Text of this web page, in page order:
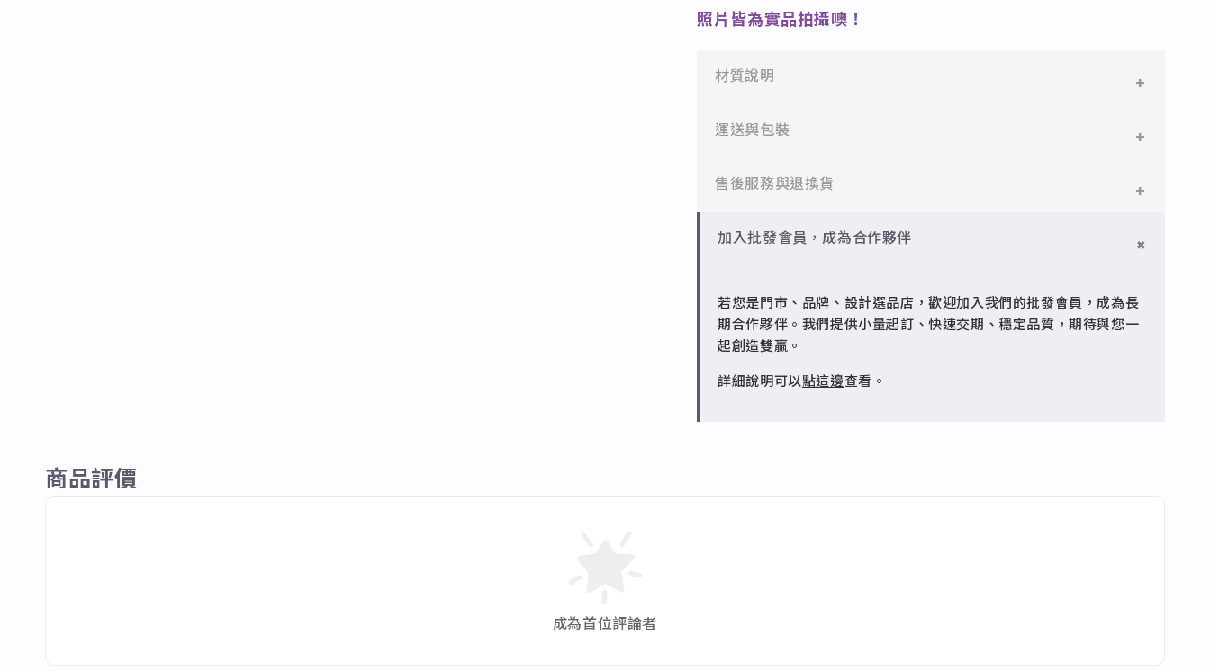
照片皆為實品拍攝噢！
材質說明
✻ 316L不鏽鋼
✻ 925純銀
✻ 銅台電鍍飾品
運送與包裝
一般會員：一件即享免運與精美包裝，超商取貨或宅配皆可。
售後服務與退換貨
✻ 一般會員
加入批發會員，成為合作夥伴
若您是門市、品牌、設計選品店，歡迎加入我們的批發會員，成為長
期合作夥伴。我們提供小量起訂、快速交期、穩定品質，期待與您一
起創造雙贏。
詳細說明可以點這邊查看。
商品評價
成為首位評論者